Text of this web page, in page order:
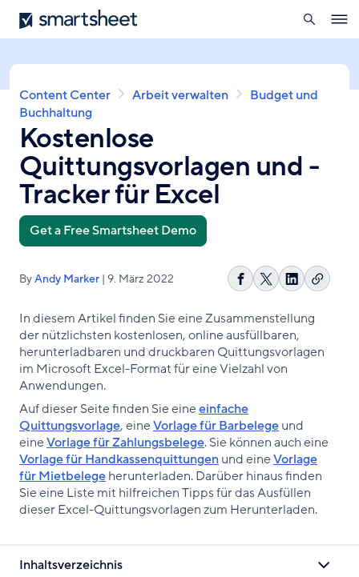
Direkt
zum
Smartsheet
öffnen
Pfadnavigation
Content Center Arbeit verwalten
Budget und
Buchhaltung
Kostenlose
Quittungsvorlagen und -
Tracker für Excel
Get a Free Smartsheet Demo
ByAndy Marker | 9. März 2022
Auf
teilen
Share
X
Auf
teilen
Link
In diesem Artikel finden Sie eine Zusammenstellung
der nützlichsten kostenlosen, online ausfüllbaren,
herunterladbaren und druckbaren Quittungsvorlagen
im Microsoft Excel-Format für eine Vielzahl von
Anwendungen.
Auf dieser Seite finden Sie eineeinfache
Quittungsvorlage, eineVorlage für Barbelegeund
eineVorlage für Zahlungsbelege. Sie können auch eine
Vorlage für Handkassenquittungenund eineVorlage
für Mietbelegeherunterladen. Darüber hinaus finden
Sie eine Liste mit hilfreichen Tipps für das Ausfüllen
dieser Excel-Quittungsvorlagen zum Herunterladen.
Inhaltsverzeichnis